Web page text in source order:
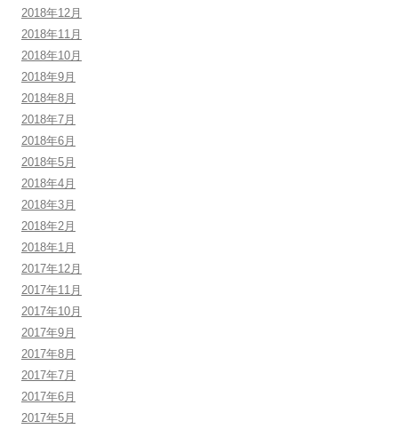
2018年12月
2018年11月
2018年10月
2018年9月
2018年8月
2018年7月
2018年6月
2018年5月
2018年4月
2018年3月
2018年2月
2018年1月
2017年12月
2017年11月
2017年10月
2017年9月
2017年8月
2017年7月
2017年6月
2017年5月